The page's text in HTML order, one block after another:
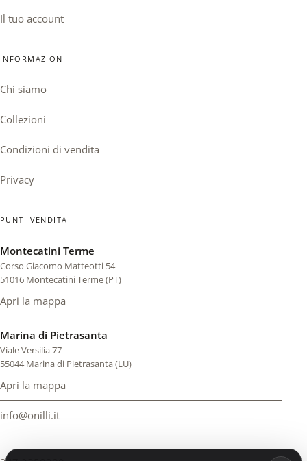
Il tuo account
INFORMAZIONI
Chi siamo
Collezioni
Condizioni di vendita
Privacy
PUNTI VENDITA
Montecatini Terme
Corso Giacomo Matteotti 54
51016 Montecatini Terme (PT)
Apri la mappa
di Montecatini Terme (si apre in una scheda nuova)
Marina di Pietrasanta
Viale Versilia 77
55044 Marina di Pietrasanta (LU)
Apri la mappa
di Marina di Pietrasanta (si apre in una scheda nuova)
info@onilli.it